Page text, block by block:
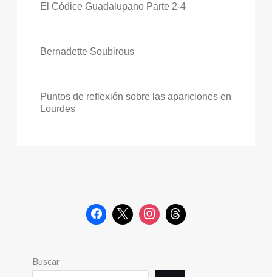
El Códice Guadalupano Parte 2-4
Bernadette Soubirous
Puntos de reflexión sobre las apariciones en
Lourdes
Buscar